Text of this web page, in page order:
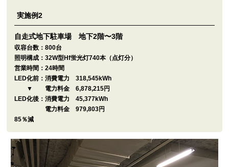
実施例2
自走式地下駐車場 地下2階〜3階
収容台数：800台
照明構成：32W型Hf蛍光灯740本（点灯分）
営業時間：24時間
LED化前：消費電力 318,545kWh
▼ 電力料金 6,878,215円
LED化後：消費電力 45,377kWh
電力料金 979,803円
85％減